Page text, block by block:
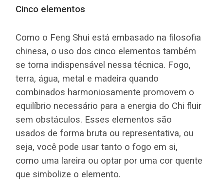
Cinco elementos
Como o Feng Shui está embasado na filosofia
chinesa, o uso dos cinco elementos também
se torna indispensável nessa técnica. Fogo,
terra, água, metal e madeira quando
combinados harmoniosamente promovem o
equilíbrio necessário para a energia do Chi fluir
sem obstáculos. Esses elementos são
usados de forma bruta ou representativa, ou
seja, você pode usar tanto o fogo em si,
como uma lareira ou optar por uma cor quente
que simbolize o elemento.